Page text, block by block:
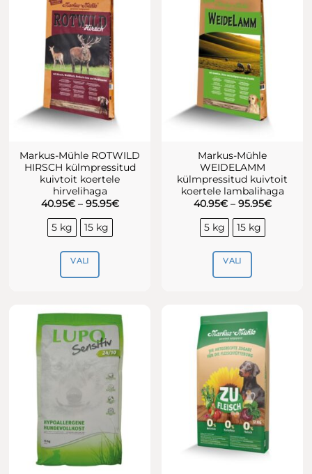
varianti.
Valikuid
saab
teha
tootelehel.
varianti.
Valikuid
saab
teha
tootelehel.
Markus-Mühle ROTWILD
HIRSCH külmpressitud
kuivtoit koertele
hirvelihaga
40.95€ – 95.95€Hinnavahemik:
5 kg 15 kg
VALI
on
mitu
varianti.
Valikuid
tootelehel.
Markus-Mühle
WEIDELAMM
külmpressitud kuivtoit
koertele lambalihaga
40.95€ – 95.95€
5 kg 15 kg
VALI
on
mitu
varianti.
Valikuid
saab
teha
tootelehel.